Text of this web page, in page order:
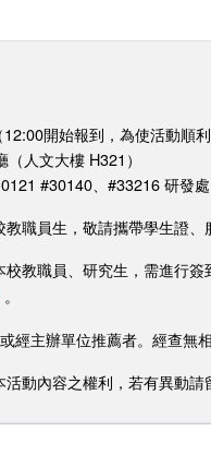
開始報到，為使活動順
人文大樓 H321）
#30140、#33216 研發
職員生，敬請攜帶學生證、
教職員、研究生，需進行
。
經主辦單位推薦者。經查無
動內容之權利，若有異動請